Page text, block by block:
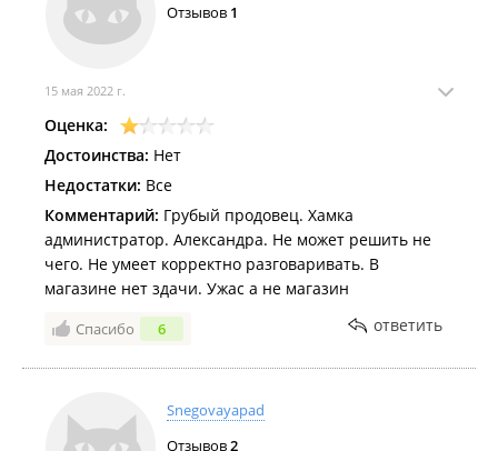
Отзывов 1
15 мая 2022 г.
Оценка:
Достоинства: Нет
Недостатки: Все
Комментарий: Грубый продовец. Хамка
администратор. Александра. Не может решить не
чего. Не умеет корректно разговаривать. В
магазине нет здачи. Ужас а не магазин
Спасибо 6 ответить
Snegovayapad
Отзывов2